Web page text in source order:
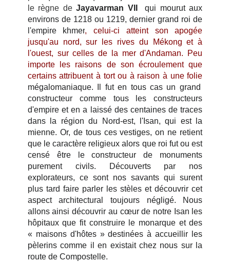
le règne deJayavarman VII
qui mourut aux
environs de 1218 ou 1219, dernier grand roi de
l'empire khmer, celui-ci atteint son apogée
jusqu'au nord, sur les rives du Mékong et à
l'ouest, sur celles de la mer d'Andaman. Peu
importe les raisons de son écroulement que
certains attribuent à tort ou à raison à une folie
mégalomaniaque. Il fut en tous cas un grand
constructeur comme tous les constructeurs
d'empire et en a laissé des centaines de traces
dans la région du Nord-est, l'Isan, qui est la
mienne. Or, de tous ces vestiges, on ne retient
que le caractère religieux alors que roi fut ou est
censé être le constructeur de monuments
purement civils. Découverts par nos
explorateurs, ce sont nos savants qui surent
plus tard faire parler les stèles et découvrir cet
aspect architectural toujours négligé. Nous
allons ainsi découvrir au cœur de notre Isan les
hôpitaux que fit construire le monarque et des
« maisons d'hôtes » destinées à accueillir les
pèlerins comme il en existait chez nous sur la
route de Compostelle.